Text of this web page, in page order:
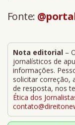
Fonte:
Nota editorial –
jornalísticos de
informações.
solicitar correção,
de resposta, nos
Ética dos